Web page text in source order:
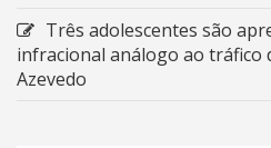
Três adolescentes são
infracional análogo ao tráfico
Azevedo